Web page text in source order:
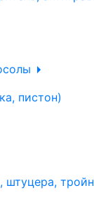
пистон)
штуцера,